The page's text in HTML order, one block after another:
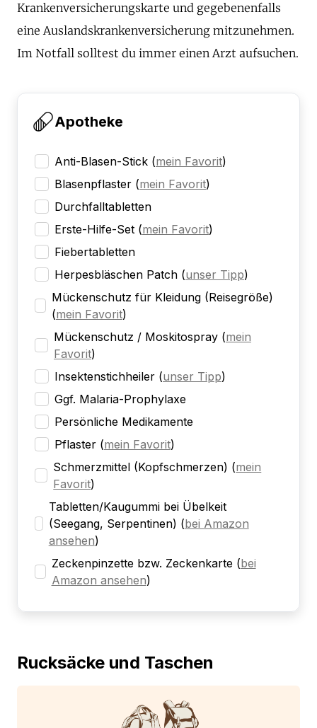
Krankenversicherungskarte und gegebenenfalls
eine Auslandskrankenversicherung mitzunehmen.
Im Notfall solltest du immer einen Arzt aufsuchen.
Apotheke
Anti-Blasen-Stick (mein Favorit)
Blasenpflaster (mein Favorit)
Durchfalltabletten
Erste-Hilfe-Set (mein Favorit)
Fiebertabletten
Herpesbläschen Patch (unser Tipp)
Mückenschutz für Kleidung (Reisegröße)
(mein Favorit)
Mückenschutz / Moskitospray (mein
Favorit)
Insektenstichheiler (unser Tipp)
Ggf. Malaria-Prophylaxe
Persönliche Medikamente
Pflaster (mein Favorit)
Schmerzmittel (Kopfschmerzen) (mein
Favorit)
Tabletten/Kaugummi bei Übelkeit
(Seegang, Serpentinen) (bei Amazon
ansehen)
Zeckenpinzette bzw. Zeckenkarte (bei
Amazon ansehen)
Rucksäcke und Taschen